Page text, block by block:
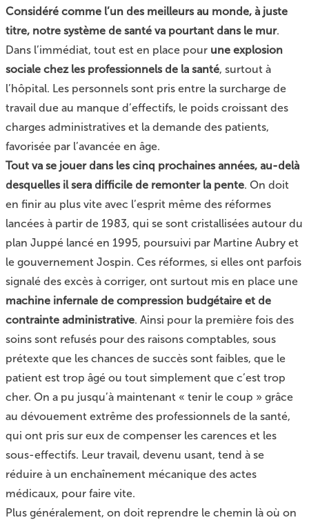
Considéré comme l’un des meilleurs au monde, à juste
titre, notre système de santé va pourtant dans le mur.
Dans l’immédiat, tout est en place pour une explosion
sociale chez les professionnels de la santé, surtout à
l’hôpital. Les personnels sont pris entre la surcharge de
travail due au manque d’effectifs, le poids croissant des
charges administratives et la demande des patients,
favorisée par l’avancée en âge.
Tout va se jouer dans les cinq prochaines années, au-delà
desquelles il sera difficile de remonter la pente. On doit
en finir au plus vite avec l’esprit même des réformes
lancées à partir de 1983, qui se sont cristallisées autour du
plan Juppé lancé en 1995, poursuivi par Martine Aubry et
le gouvernement Jospin. Ces réformes, si elles ont parfois
signalé des excès à corriger, ont surtout mis en place une
machine infernale de compression budgétaire et de
contrainte administrative. Ainsi pour la première fois des
soins sont refusés pour des raisons comptables, sous
prétexte que les chances de succès sont faibles, que le
patient est trop âgé ou tout simplement que c’est trop
cher. On a pu jusqu’à maintenant « tenir le coup » grâce
au dévouement extrême des professionnels de la santé,
qui ont pris sur eux de compenser les carences et les
sous-effectifs. Leur travail, devenu usant, tend à se
réduire à un enchaînement mécanique des actes
médicaux, pour faire vite.
Plus généralement, on doit reprendre le chemin là où on